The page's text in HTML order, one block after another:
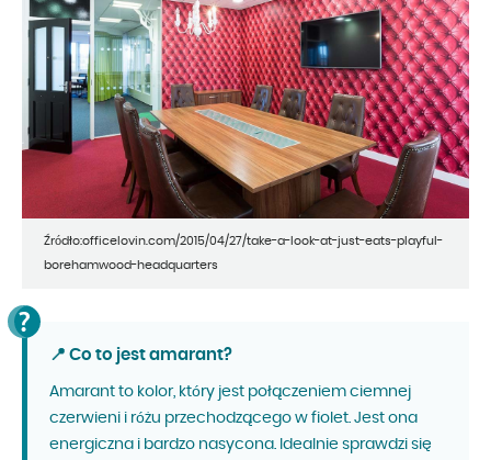
Źródło:officelovin.com/2015/04/27/take-a-look-at-just-eats-playful-
borehamwood-headquarters
📍 Co to jest amarant?
Amarant to kolor, który jest połączeniem ciemnej
czerwieni i różu przechodzącego w fiolet. Jest ona
energiczna i bardzo nasycona. Idealnie sprawdzi się